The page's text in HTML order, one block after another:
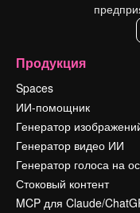
Продукция
Spaces
ИИ-помощник
Генератор
Генератор видео ИИ
Генератор голоса на
Стоковый контент
MCP для Claude/